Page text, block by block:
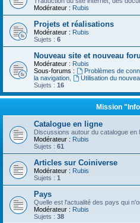
Modérateur : Rubis
Projets et réalisations
Modérateur : Rubis
Sujets : 6
Nouveau site et nouveau
Modérateur : Rubis
Sous-forums :
Problèmes de
la navigation
Utilisation du
Sujets : 16
Mission
Catalogue en ligne
Discussions autour du catalogue en
Modérateur : Rubis
Sujets : 61
Articles sur Coiniverse
Modérateur : Rubis
Sujets : 1
Pays
Quelle est l'actualité des pays qui
Modérateur : Rubis
Sujets : 38